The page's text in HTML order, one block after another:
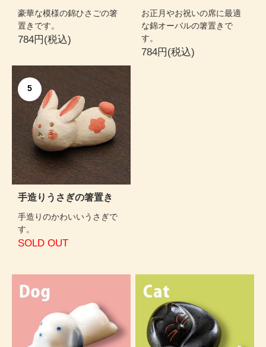
豪華な模様の錦ひさごの箸
置きです。
784円(税込)
お正月やお祝いの席に最適
な錦オーバルの箸置きで
す。
784円(税込)
5
手造りうさぎの箸置き
手造りのかわいいうさぎで
す。
SOLD OUT